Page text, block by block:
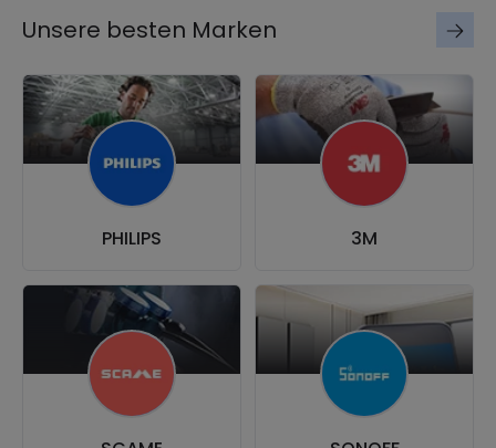
Unsere besten Marken
PHILIPS 3M